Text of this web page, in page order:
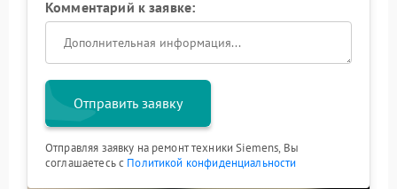
Комментарий к заявке:
Отправить заявку
Отправляя заявку на ремонт техники Siemens, Вы
соглашаетесь с Политикой конфиденциальности